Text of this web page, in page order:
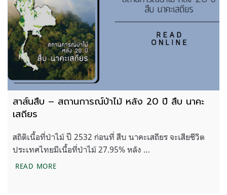
สาส์นสืบ – สถานการณ์ป่าไม้ หลัง 20 ปี สืบ นาคะ
เสถียร
สถิติเนื้อที่ป่าไม้ ปี 2532 ก่อนที่ สืบ นาคะเสถียร จะเสียชีวิต
ประเทศไทยมีเนื้อที่ป่าไม้ 27.95% หลัง …
READ MOREสาส์นสืบ – สถานการณ์ป่าไม้ หลัง 20 ปี สืบ นาคะเสถี